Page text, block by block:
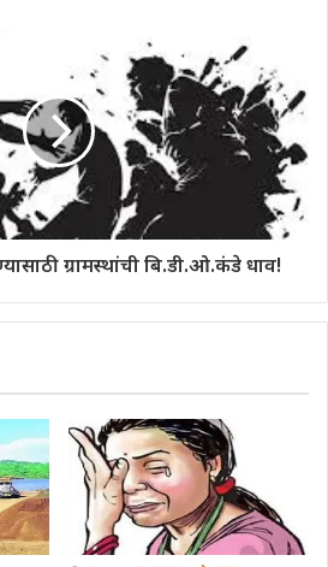
ग्रामस्थांची बि.डी.ओ.कंडे धाव!